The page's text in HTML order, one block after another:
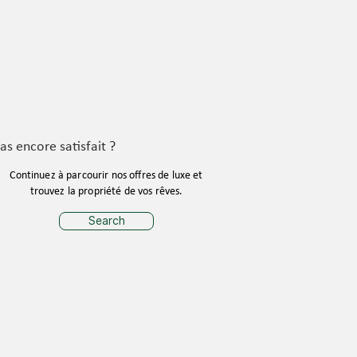
encore satisfait ?
Continuez à parcourir nos offres de luxe et
trouvez la propriété de vos rêves.
Search